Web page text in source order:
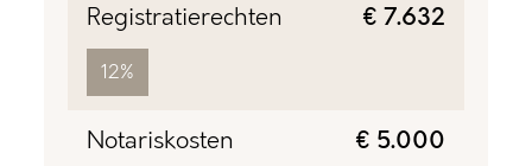
Registratierechten
12%
€ 7.632
Notariskosten
€ 5.000